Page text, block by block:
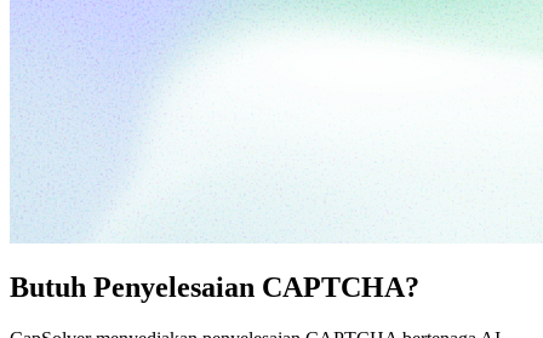
Butuh Penyelesaian CAPTCHA?